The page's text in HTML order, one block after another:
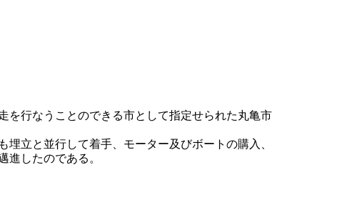
行なうことのできる市として指定せられた丸亀市
立と並行して着手、モーター及びボートの購入、
進したのである。